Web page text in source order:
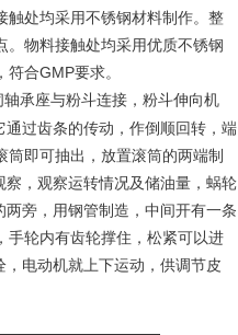
触处均采用不锈钢材料制作。整
。物料接触处均采用优质不锈钢
合GMP要求。
承座与粉斗连接，粉斗伸向机
过齿条的传动，作倒顺回转，端
即可抽出，放置滚筒的两端制
，观察运转情况及储油量，蜗轮
旁，用钢管制造，中间开有一条
手轮内有齿轮撑住，松紧可以进
电动机就上下运动，供调节皮